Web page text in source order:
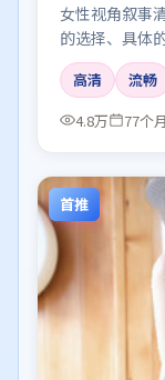
女性视角叙事
的选择、具体
高清
流畅
4.8万
77个
首推